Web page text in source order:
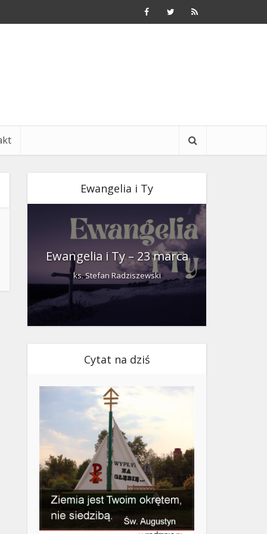
Ewangelia i Ty
Ewangelia i Ty – 23 marca
ks. Stefan Radziszewski
Cytat na dziś